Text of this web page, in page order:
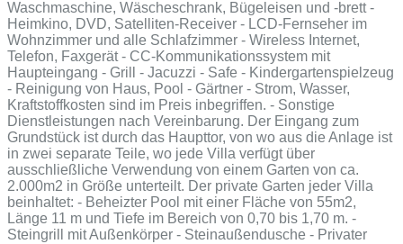
Waschmaschine, Wäscheschrank, Bügeleisen und -brett -
Heimkino, DVD, Satelliten-Receiver - LCD-Fernseher im
Wohnzimmer und alle Schlafzimmer - Wireless Internet,
Telefon, Faxgerät - CC-Kommunikationssystem mit
Haupteingang - Grill - Jacuzzi - Safe - Kindergartenspielzeug
- Reinigung von Haus, Pool - Gärtner - Strom, Wasser,
Kraftstoffkosten sind im Preis inbegriffen. - Sonstige
Dienstleistungen nach Vereinbarung. Der Eingang zum
Grundstück ist durch das Haupttor, von wo aus die Anlage ist
in zwei separate Teile, wo jede Villa verfügt über
ausschließliche Verwendung von einem Garten von ca.
2.000m2 in Größe unterteilt. Der private Garten jeder Villa
beinhaltet: - Beheizter Pool mit einer Fläche von 55m2,
Länge 11 m und Tiefe im Bereich von 0,70 bis 1,70 m. -
Steingrill mit Außenkörper - Steinaußendusche - Privater